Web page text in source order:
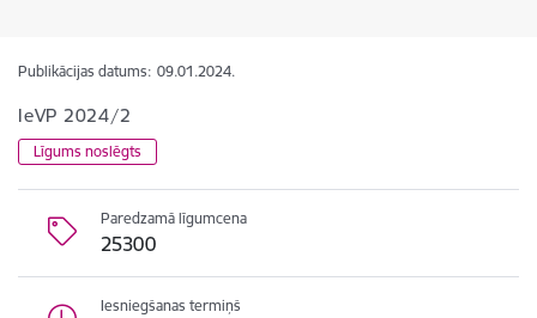
Publikācijas datums: 09.01.2024.
IeVP 2024/2
Līgums noslēgts
Paredzamā līgumcena
25300
Iesniegšanas termiņš